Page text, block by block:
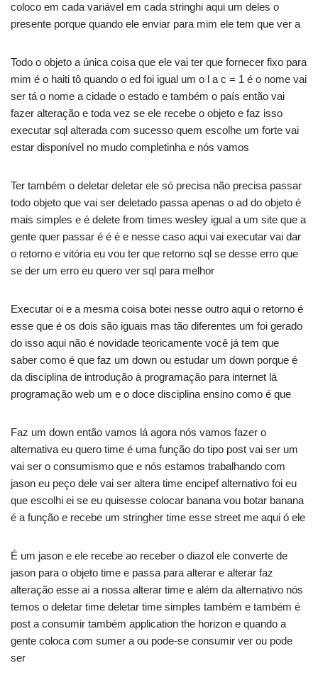
coloco em cada variável em cada stringhi aqui um deles o
presente porque quando ele enviar para mim ele tem que ver a
Todo o objeto a única coisa que ele vai ter que fornecer fixo para
mim é o haiti tô quando o ed foi igual um o l a c = 1 é o nome vai
ser tá o nome a cidade o estado e também o país então vai
fazer alteração e toda vez se ele recebe o objeto e faz isso
executar sql alterada com sucesso quem escolhe um forte vai
estar disponível no mudo completinha e nós vamos
Ter também o deletar deletar ele só precisa não precisa passar
todo objeto que vai ser deletado passa apenas o ad do objeto é
mais simples e é delete from times wesley igual a um site que a
gente quer passar é é é e nesse caso aqui vai executar vai dar
o retorno e vitória eu vou ter que retorno sql se desse erro que
se der um erro eu quero ver sql para melhor
Executar oi e a mesma coisa botei nesse outro aqui o retorno é
esse que é os dois são iguais mas tão diferentes um foi gerado
do isso aqui não é novidade teoricamente você já tem que
saber como é que faz um down ou estudar um down porque é
da disciplina de introdução à programação para internet lá
programação web um e o doce disciplina ensino como é que
Faz um down então vamos lá agora nós vamos fazer o
alternativa eu quero time é uma função do tipo post vai ser um
vai ser o consumismo que e nós estamos trabalhando com
jason eu peço dele vai ser altera time encipef alternativo foi eu
que escolhi ei se eu quisesse colocar banana vou botar banana
é a função e recebe um stringher time esse street me aqui ó ele
É um jason e ele recebe ao receber o diazol ele converte de
jason para o objeto time e passa para alterar e alterar faz
alteração esse aí a nossa alterar time e além da alternativo nós
temos o deletar time deletar time simples também e também é
post a consumir também application the horizon e quando a
gente coloca com sumer a ou pode-se consumir ver ou pode
ser